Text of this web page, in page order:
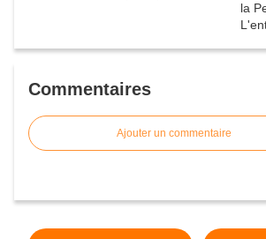
Commentaires
Ajouter un commentaire